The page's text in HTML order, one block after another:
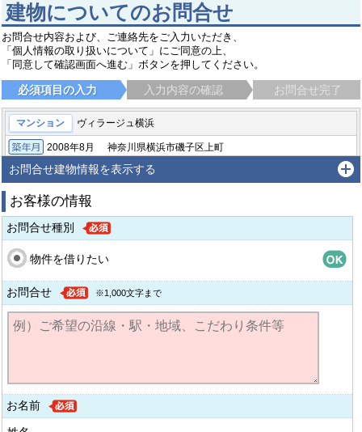
建物についてのお問合せ
お問合せ内容および、ご連絡先をご入力いただき、
「個人情報の取り扱いについて」にご同意の上、
「同意して確認画面へ進む」ボタンを押してください。
必須項目の入力 入力内容の確認 お問合せ完了
マンション ヴィラージュ横浜
築年月
2008年8月
神奈川県横浜市磯子区上町
横浜市営ブルーライン 吉野町駅 徒歩18分
お問合せ建物情報を表示する
お客様の情報
お問合せ種別
物件を借りたい
お問合せ ※1,000文字まで
お名前